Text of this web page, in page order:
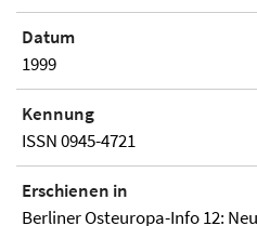
Datum
1999
Kennung
ISSN 0945-4721
Erschienen in
Berliner Osteuropa-Info 12: